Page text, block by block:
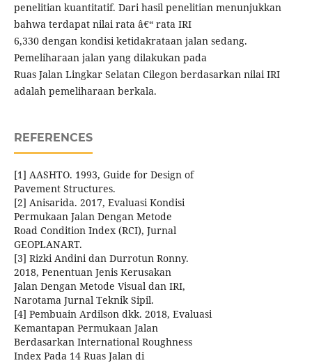
penelitian kuantitatif. Dari hasil penelitian menunjukkan
bahwa terdapat nilai rata â€“ rata IRI
6,330 dengan kondisi ketidakrataan jalan sedang.
Pemeliharaan jalan yang dilakukan pada
Ruas Jalan Lingkar Selatan Cilegon berdasarkan nilai IRI
adalah pemeliharaan berkala.
REFERENCES
[1] AASHTO. 1993, Guide for Design of
Pavement Structures.
[2] Anisarida. 2017, Evaluasi Kondisi
Permukaan Jalan Dengan Metode
Road Condition Index (RCI), Jurnal
GEOPLANART.
[3] Rizki Andini dan Durrotun Ronny.
2018, Penentuan Jenis Kerusakan
Jalan Dengan Metode Visual dan IRI,
Narotama Jurnal Teknik Sipil.
[4] Pembuain Ardilson dkk. 2018, Evaluasi
Kemantapan Permukaan Jalan
Berdasarkan International Roughness
Index Pada 14 Ruas Jalan di